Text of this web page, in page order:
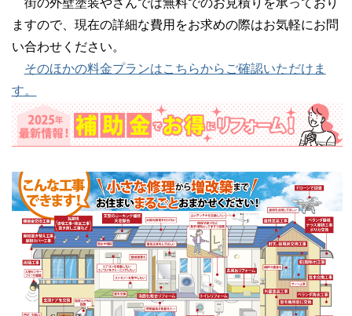
街の外壁塗装やさんでは無料でのお見積りを承っており
ますので、現在の詳細な費用をお求めの際はお気軽にお問
い合わせください。
そのほかの料金プランはこちらからご確認いただけま
す。